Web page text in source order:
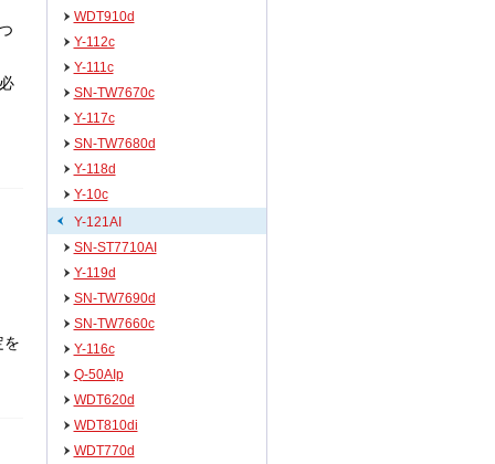
を
WDT910d
Y-112c
Y-111c
SN-TW7670c
Y-117c
SN-TW7680d
Y-118d
Y-10c
Y-121AI
SN-ST7710AI
Y-119d
SN-TW7690d
SN-TW7660c
Y-116c
Q-50AIp
WDT620d
WDT810di
WDT770d